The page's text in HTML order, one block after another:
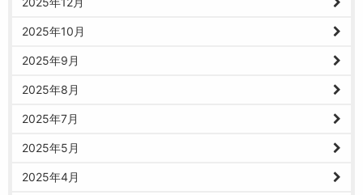
2025年10月
2025年9月
2025年8月
2025年7月
2025年5月
2025年4月